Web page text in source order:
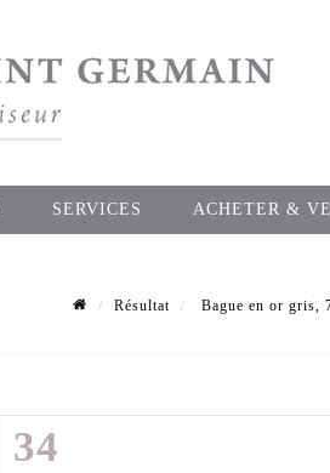
SERVICES ACHETER &
Résultat
Bague en or gris,
34